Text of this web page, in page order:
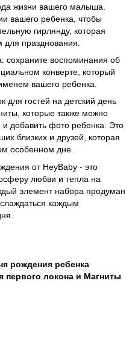
жизни вашего малыша.
вашего ребенка, чтобы
гирлянду, которая
празднования.
сохраните воспоминания об
конверте, который
вашего ребенка.
для гостей на детский день
которые также можно
добавить фото ребенка. Это
близких и друзей, которая
особенном дне.
от HeyBaby - это
любви и тепла на
элемент набора продуман
каждым
рождения ребенка
первого локона и Магниты